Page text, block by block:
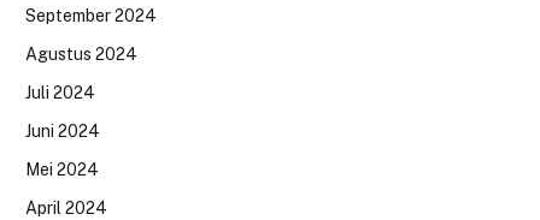
September 2024
Agustus 2024
Juli 2024
Juni 2024
Mei 2024
April 2024